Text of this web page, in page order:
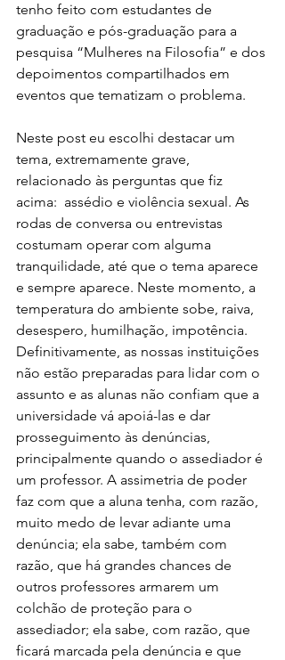
tenho feito com estudantes de
graduação e pós-graduação para a
pesquisa “Mulheres na Filosofia” e dos
depoimentos compartilhados em
eventos que tematizam o problema.
Neste post eu escolhi destacar um
tema, extremamente grave,
relacionado às perguntas que fiz
acima:  assédio e violência sexual. As
rodas de conversa ou entrevistas
costumam operar com alguma
tranquilidade, até que o tema aparece
e sempre aparece. Neste momento, a
temperatura do ambiente sobe, raiva,
desespero, humilhação, impotência.
Definitivamente, as nossas instituições
não estão preparadas para lidar com o
assunto e as alunas não confiam que a
universidade vá apoiá-las e dar
prosseguimento às denúncias,
principalmente quando o assediador é
um professor. A assimetria de poder
faz com que a aluna tenha, com razão,
muito medo de levar adiante uma
denúncia; ela sabe, também com
razão, que há grandes chances de
outros professores armarem um
colchão de proteção para o
assediador; ela sabe, com razão, que
ficará marcada pela denúncia e que